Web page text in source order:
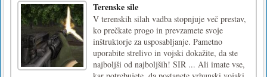
Terenske sile
V terenskih silah vadba stopnjuje več prestav,
ko prečkate progo in prevzamete svoje
inštruktorje za usposabljanje. Pametno
uporabite strelivo in vojski dokažite, da ste
najboljši od najboljših! SIR ... Ali imate vse,